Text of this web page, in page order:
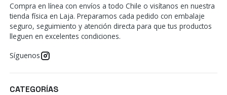
Compra en línea con envíos a todo Chile o visítanos en nuestra
tienda física en Laja. Preparamos cada pedido con embalaje
seguro, seguimiento y atención directa para que tus productos
lleguen en excelentes condiciones.
Síguenos
CATEGORÍAS